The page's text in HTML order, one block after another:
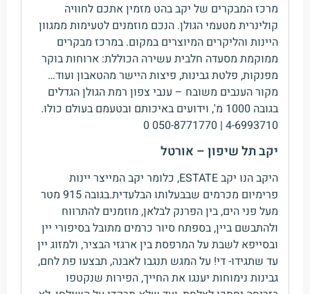
מרכז המבקרים של יקב בהט מזמין אתכם לחוויה
קולינרית מטעמי הגולן. הנכם מוזמנים לטעימות ממגוון
היינות והליקרים המיוצרים במקום. במרכז מבקרים
ממוקמת מסעדה חלבית עשירה הכוללת: ארוחות בוקר
מפנקות, פלטת גבינות, פיצות היישר מהטאבון ועוד…
מקור הענבים משובח – ענבי צפון רמת הגולן הגדלים
בגובה 1000 מ', וידועים באיכותם ובטעמם בעולם כולו.
4-6993710 | 050-8771770 0
יקב תל שיפון – אורטל
היקב הנו יקב ESTATE, כלומר יקב המייצר יינות
פרימיום מכרמים שבבעלותו הבלעדית.בגובה 915 מטר
מעל פני הים, בין הפרנק לבלאן, מוזמנים להתרווח
ולהתבשם ביין, בספתח סיור כרמים מתובל בסיפורי יין
ובסייפא לשבת על המרפסת בין ארגזי הבציר, ולמזוג יין
עד שתגידו- די! על המגש תנגבו לאבנה, תבצעו פת לחם,
גבינות נימוחות יענגו את החייך, הפירות שנקטפו